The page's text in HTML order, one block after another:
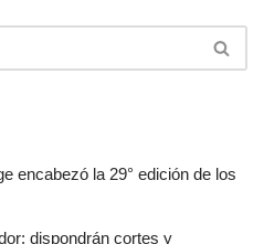
encabezó la 29° edición de los
dispondrán cortes y